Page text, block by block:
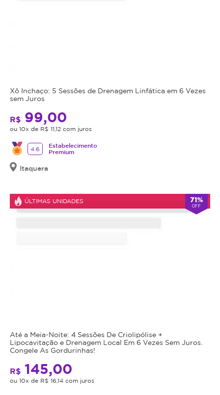
Xô Inchaço: 5 Sessões de Drenagem Linfática em 6 Vezes
sem Juros
R$ 99,00
ou 10x de R$ 11,12 com juros
4.6
Estabelecimento
Premium
Itaquera
ÚLTIMAS UNIDADES 71%
OFF
Até a Meia-Noite: 4 Sessões De Criolipólise +
Lipocavitação e Drenagem Local Em 6 Vezes Sem Juros.
Congele As Gordurinhas!
R$ 145,00
ou 10x de R$ 16,14 com juros